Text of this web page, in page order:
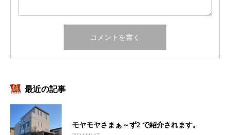
最近の記事
モヤモヤさまぁ～ず2 で紹介されます。